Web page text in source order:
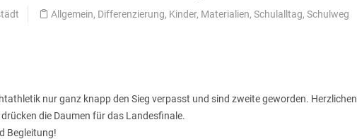
Allgemein, Differenzierung, Kinder, Materialien, Schulalltag, Schulweg
nur ganz knapp den Sieg verpasst und sind zweite geworden. Herzlichen
die Daumen für das Landesfinale.
Begleitung!